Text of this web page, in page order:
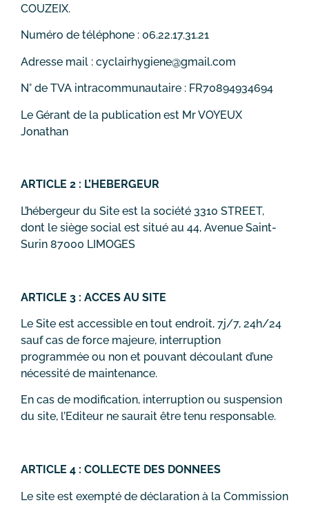
COUZEIX.
Numéro de téléphone : 06.22.17.31.21
Adresse mail : cyclairhygiene@gmail.com
N° de TVA intracommunautaire : FR70894934694
Le Gérant de la publication est Mr VOYEUX
Jonathan
ARTICLE 2 : L’HEBERGEUR
L’hébergeur du Site est la société 3310 STREET,
dont le siège social est situé au 44, Avenue Saint-
Surin 87000 LIMOGES
ARTICLE 3 : ACCES AU SITE
Le Site est accessible en tout endroit, 7j/7, 24h/24
sauf cas de force majeure, interruption
programmée ou non et pouvant découlant d’une
nécessité de maintenance.
En cas de modification, interruption ou suspension
du site, l’Editeur ne saurait être tenu responsable.
ARTICLE 4 : COLLECTE DES DONNEES
Le site est exempté de déclaration à la Commission